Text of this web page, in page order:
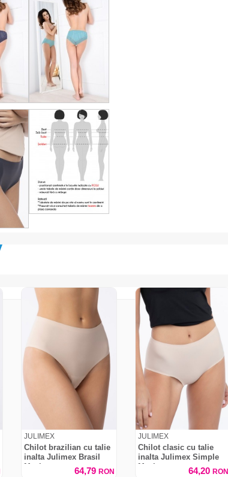
JULIMEX
Chilot brazilian cu talie
inalta Julimex Brasil
Maxi
64,79 RON
JULIMEX
Chilot clasic cu talie
inalta Julimex Simple
Maxi
64,20 RON